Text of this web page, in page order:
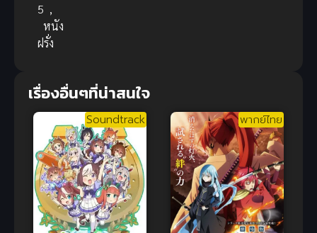
5 ,
หนัง
ฝรั่ง
เรื่องอื่นๆที่น่าสนใจ
Soundtrack พากย์ไทย